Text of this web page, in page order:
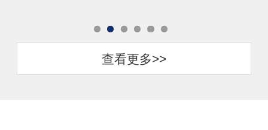
查看更多>>